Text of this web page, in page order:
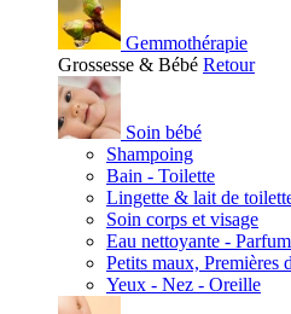
Gemmothérapie
Grossesse & Bébé Retour
Soin bébé
Shampoing
Bain - Toilette
Lingette & lait de
Soin corps et visage
Eau nettoyante -
Petits maux, Premières
Yeux - Nez - Oreille